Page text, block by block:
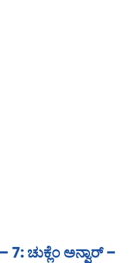
ಚುಕ್ಲೆಂ ಅನ್ವಾರ್ –